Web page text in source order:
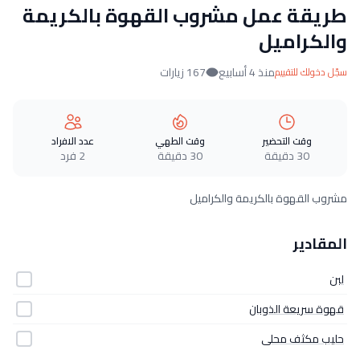
طريقة عمل مشروب القهوة بالكريمة
والكراميل
سجّل دخولك للتقييممنذ 4 أسابيع 167 زيارات
وقت التحضير
30 دقيقة
وقت الطهي
30 دقيقة
عدد الافراد
2 فرد
مشروب القهوة بالكريمة والكراميل
المقادير
لبن
قهوة سريعة الذوبان
حليب مكثف محلى